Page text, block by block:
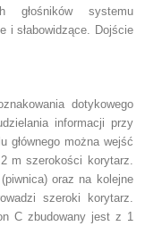
głośników systemu
i słabowidzące. Dojście
dotykowego
informacji przy
głównego można wejść
m szerokości korytarz.
oraz na kolejne
szeroki korytarz.
C zbudowany jest z 1